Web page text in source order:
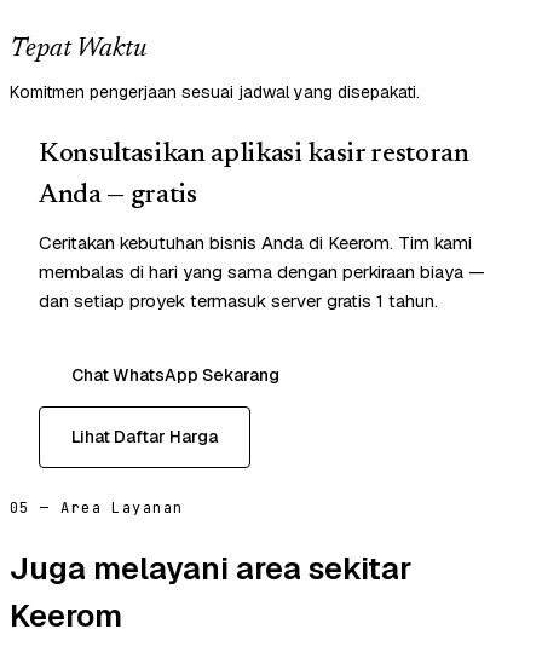
Tepat Waktu
Komitmen pengerjaan sesuai jadwal yang disepakati.
Konsultasikan aplikasi kasir restoran
Anda — gratis
Ceritakan kebutuhan bisnis Anda di Keerom. Tim kami
membalas di hari yang sama dengan perkiraan biaya —
dan setiap proyek termasuk server gratis 1 tahun.
Chat WhatsApp Sekarang
Lihat Daftar Harga
05 — Area Layanan
Juga melayani area sekitar
Keerom